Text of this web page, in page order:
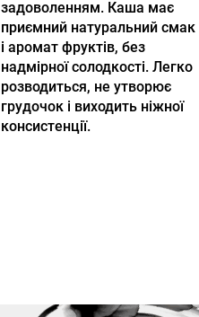
задоволенням. Каша має
приємний натуральний смак
і аромат фруктів, без
надмірної солодкості. Легко
розводиться, не утворює
грудочок і виходить ніжної
консистенції.